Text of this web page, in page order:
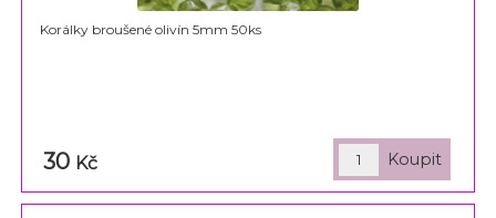
Korálky broušené olivín 5mm 50ks
30 Kč